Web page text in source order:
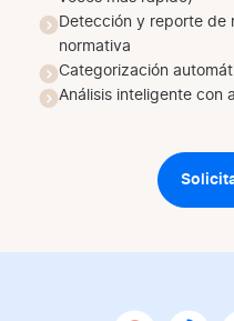
Detección y reporte de
normativa
Categorización
Análisis inteligente con